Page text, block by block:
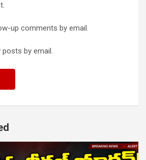
up comments by email.
by email.